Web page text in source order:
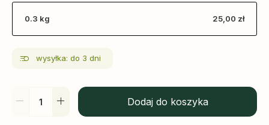
0.3 kg 25,00 zł
wysyłka: do 3 dni
Dodaj do koszyka